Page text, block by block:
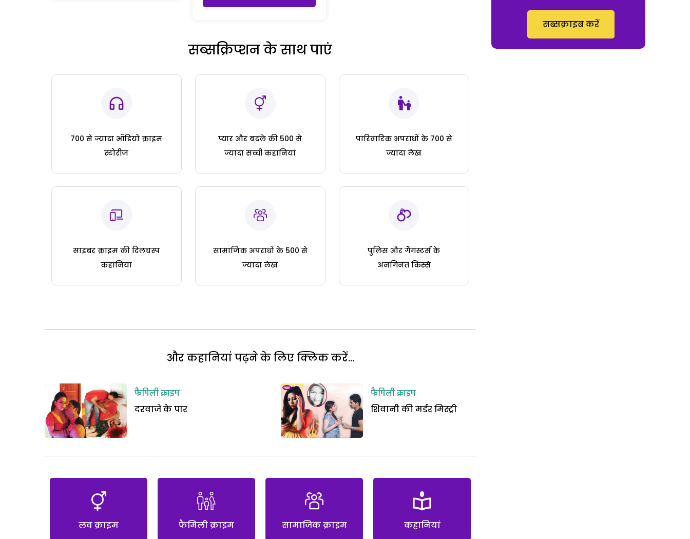
सब्सक्रिप्शन के साथ पाएं
700 से ज्यादा ऑडियो क्राइम
स्टोरीज
प्यार और बदले की 500 से
ज्यादा सच्ची कहानियां
पारिवारिक अपराधों के 700 से
ज्यादा लेख
साइबर क्राइम की दिलचस्प
कहानियां
सामाजिक अपराधों के 500 से
ज्यादा लेख
पुलिस और गैंगस्टर्स के
अनगिनत किस्से
और कहानियां पढ़ने के लिए क्लिक करें...
फैमिली क्राइम
दरवाजे के पार
फैमिली क्राइम
शिवानी की मर्डर मिस्ट्री
लव क्राइम फैमिली क्राइम सामाजिक क्राइम कहानियां
सब्सक्राइब करें